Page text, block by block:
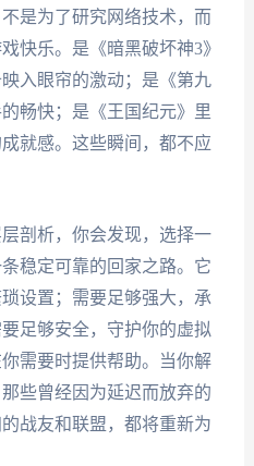
是为了研究网络技术，而
快乐。是《暗黑破坏神3》
入眼帘的激动；是《第九
畅快；是《王国纪元》里
就感。这些瞬间，都不应
剖析，你会发现，选择一
稳定可靠的回家之路。它
设置；需要足够强大，承
足够安全，守护你的虚拟
需要时提供帮助。当你解
些曾经因为延迟而放弃的
战友和联盟，都将重新为